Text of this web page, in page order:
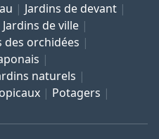
Jardins de devant
Jardins de ville
des orchidées
naturels
Potagers